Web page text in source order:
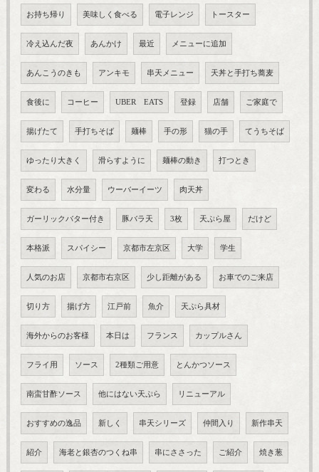
お持ち帰り 美味しく食べる 電子レンジ トースター
冷え込んだ夜 あんかけ 最近 メニューに追加
あんこうのきも アンキモ 串天メニュー 天丼と手打ち蕎麦
食後に コーヒー UBER EATS 登録 店舗 ご家庭で
揚げたて 手打ちそば 麺棒 手の形 猫の手 てうちそば
ゆったり大きく 滑らすように 麺棒の動き 打つとき
変わる 水分量 ウーバーイーツ 肉天丼
ガーリックバター付き 豚バラ天 3枚 天ぷら屋 だけど
本格派 スパイシー 京都市左京区 大学 学生
人気のお店 京都市右京区 少し距離がある お車でのご来店
切り方 揚げ方 江戸前 魚介 天ぷら具材
海外からのお客様 本日は フランス カップルさん
フライ用 ソース 2種類ご用意 とんかつソース
南蛮甘酢ソース 他にはない天ぷら リニューアル
おすすめの逸品 新しく 串天シリーズ 仲間入り 新作串天
紹介 海老と銀杏のつくね串 串にささった ご紹介 焼き葱